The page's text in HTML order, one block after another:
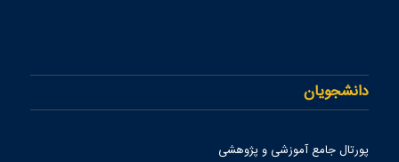
دانشجویان
پورتال جامع آموزشی و پژوهشی